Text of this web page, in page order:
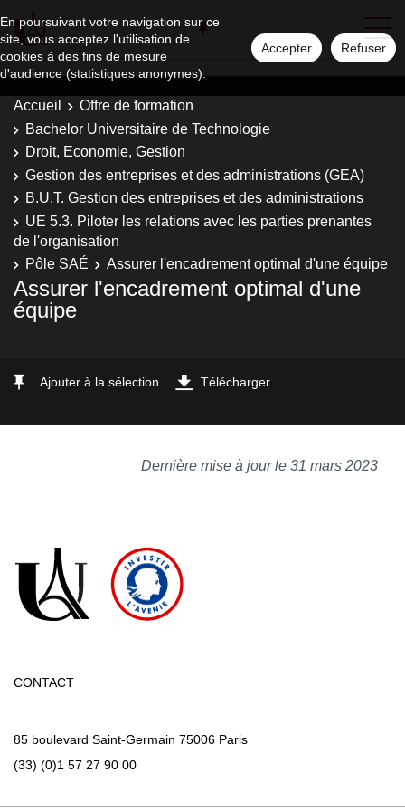
En poursuivant votre navigation sur ce
site, vous acceptez l'utilisation de
cookies à des fins de mesure
d'audience (statistiques anonymes).
Accepter Refuser
Accueil
Offre de formation
Bachelor Universitaire de Technologie
Droit, Economie, Gestion
Gestion des entreprises et des administrations (GEA)
B.U.T. Gestion des entreprises et des administrations
UE 5.3. Piloter les relations avec les parties prenantes
de l'organisation
Pôle SAÉ
Assurer l'encadrement optimal d'une équipe
Assurer l'encadrement optimal d'une
équipe
Ajouter à la sélection Télécharger
Dernière mise à jour le 31 mars 2023
CONTACT
85 boulevard Saint-Germain 75006 Paris
(33) (0)1 57 27 90 00